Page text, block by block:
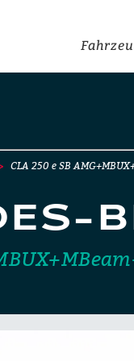
CLA 250 e SB